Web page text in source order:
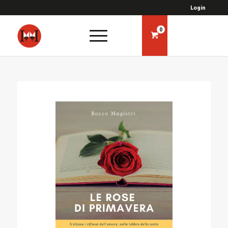
Login
0